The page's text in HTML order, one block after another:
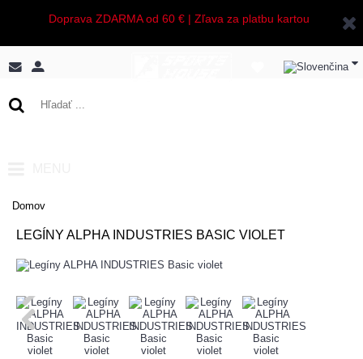
Doprava ZDARMA od 60 € | Zľava za platbu kartou
Domov
LEGÍNY ALPHA INDUSTRIES BASIC VIOLET